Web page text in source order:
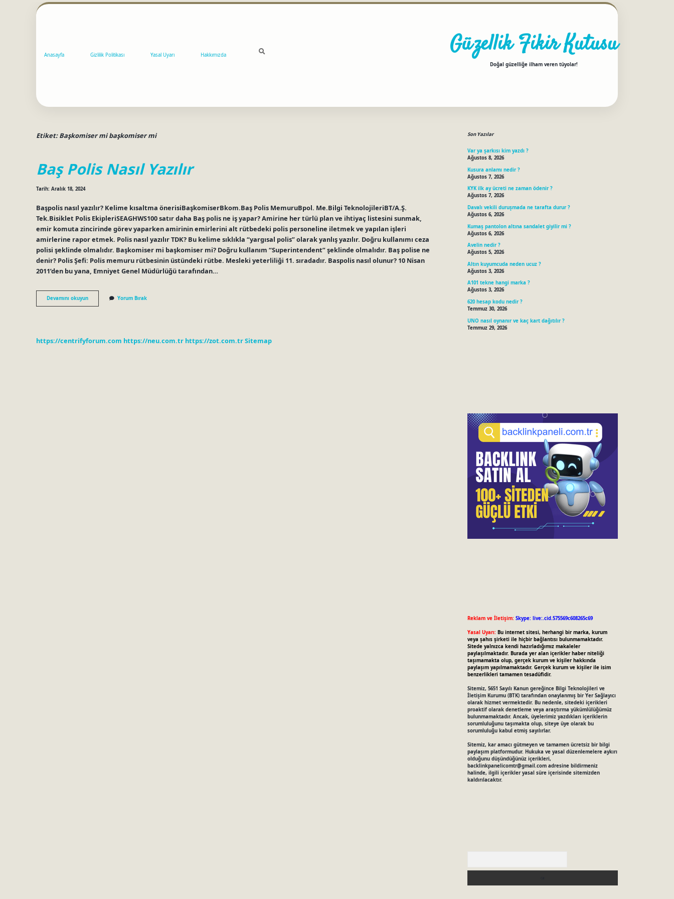
Anasayfa Gizlilik Politikası Yasal Uyarı Hakkımızda Güzellik Fikir Kutusu
Doğal güzelliğe ilham veren tüyolar!
Etiket:Başkomiser mi başkomiser mi
Baş Polis Nasıl Yazılır
Tarih: Aralık 18, 2024
Başpolis nasıl yazılır? Kelime kısaltma önerisiBaşkomiserBkom.Baş Polis MemuruBpol. Me.Bilgi TeknolojileriBT/A.Ş.
Tek.Bisiklet Polis EkipleriSEAGHWS100 satır daha Baş polis ne iş yapar? Amirine her türlü plan ve ihtiyaç listesini sunmak,
emir komuta zincirinde görev yaparken amirinin emirlerini alt rütbedeki polis personeline iletmek ve yapılan işleri
amirlerine rapor etmek. Polis nasıl yazılır TDK? Bu kelime sıklıkla “yargısal polis” olarak yanlış yazılır. Doğru kullanımı ceza
polisi şeklinde olmalıdır. Başkomiser mi başkomiser mi? Doğru kullanım “Superintendent” şeklinde olmalıdır. Baş polise ne
denir? Polis Şefi: Polis memuru rütbesinin üstündeki rütbe. Mesleki yeterliliği 11. sıradadır. Baspolis nasıl olunur? 10 Nisan
2011’den bu yana, Emniyet Genel Müdürlüğü tarafından…
Devamını okuyunBaş
Polis
Yorum Bırak
https://centrifyforum.com https://neu.com.tr https://zot.com.trSitemap
Son Yazılar
Var ya şarkısı kim yazdı ?
Ağustos 8, 2026
Kusura anlamı nedir ?
Ağustos 7, 2026
KYK ilk ay ücreti ne zaman ödenir ?
Ağustos 7, 2026
Davalı vekili duruşmada ne tarafta durur ?
Ağustos 6, 2026
Kumaş pantolon altına sandalet giyilir mi ?
Ağustos 6, 2026
Avelin nedir ?
Ağustos 5, 2026
Altın kuyumcuda neden ucuz ?
Ağustos 3, 2026
A101 tekne hangi marka ?
Ağustos 3, 2026
620 hesap kodu nedir ?
Temmuz 30, 2026
UNO nasıl oynanır ve kaç kart dağıtılır ?
Temmuz 29, 2026
Reklam ve İletişim: Skype: live:.cid.575569c608265c69
Yasal Uyarı: Bu internet sitesi, herhangi bir marka, kurum
veya şahıs şirketi ile hiçbir bağlantısı bulunmamaktadır.
Sitede yalnızca kendi hazırladığımız makaleler
paylaşılmaktadır. Burada yer alan içerikler haber niteliği
taşımamakta olup, gerçek kurum ve kişiler hakkında
paylaşım yapılmamaktadır. Gerçek kurum ve kişiler ile isim
benzerlikleri tamamen tesadüfidir.
Sitemiz, 5651 Sayılı Kanun gereğince Bilgi Teknolojileri ve
İletişim Kurumu (BTK) tarafından onaylanmış bir Yer Sağlayıcı
olarak hizmet vermektedir. Bu nedenle, sitedeki içerikleri
proaktif olarak denetleme veya araştırma yükümlülüğümüz
bulunmamaktadır. Ancak, üyelerimiz yazdıkları içeriklerin
sorumluluğunu taşımakta olup, siteye üye olarak bu
sorumluluğu kabul etmiş sayılırlar.
Sitemiz, kar amacı gütmeyen ve tamamen ücretsiz bir bilgi
paylaşım platformudur. Hukuka ve yasal düzenlemelere aykırı
olduğunu düşündüğünüz içerikleri,
backlinkpanelicomtr@gmail.comadresine bildirmeniz
halinde, ilgili içerikler yasal süre içerisinde sitemizden
kaldırılacaktır.